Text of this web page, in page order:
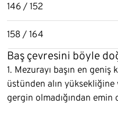
146 / 152
158 / 164
Baş çevresini böyle
1. Mezurayı başın en geniş
üstünden alın yüksekliğine
gergin olmadığından emin